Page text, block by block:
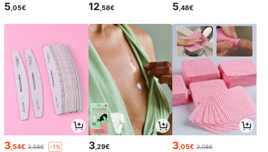
5,05€ 12,58€ 5,48€
3 ,54€ 3,58€ -1% 3,29€ 3 ,05€ 3,08€